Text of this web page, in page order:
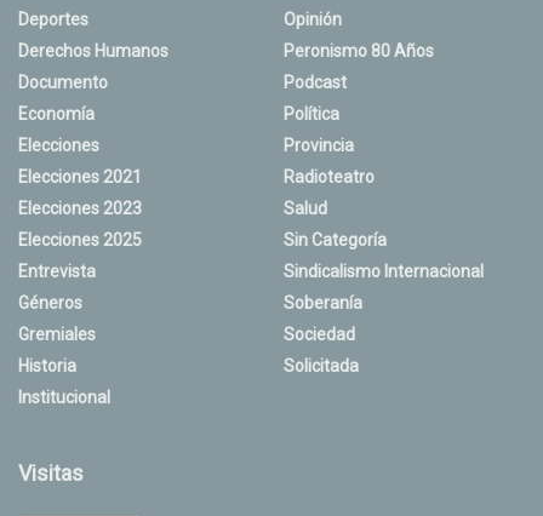
Deportes
Derechos Humanos
Documento
Economía
Elecciones
Elecciones 2021
Elecciones 2023
Elecciones 2025
Entrevista
Géneros
Gremiales
Historia
Institucional
Opinión
Peronismo 80 Años
Podcast
Política
Provincia
Radioteatro
Salud
Sin Categoría
Sindicalismo Internacional
Soberanía
Sociedad
Solicitada
Visitas